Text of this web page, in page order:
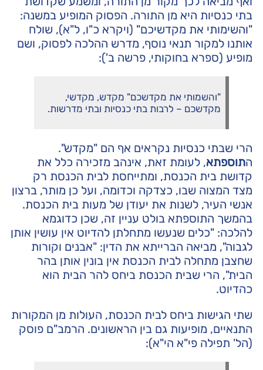
בתי כנסיות היא מן התורה. הפסוק המופיע במשנה:
"והשימותי את מקדשיכם" (ויקרא כ"ו, ל"א), שולח
אותנו למקור תנאי נוסף, מדרש ההלכה לפסוק, ושם
מופיע (ספרא בחוקותי, פרשה ב'):
"והשמותי את מקדשכם" מקדש, מקדשי,
מקדשכם – לרבות בתי כנסיות ובתי מדרשות.
הרי שבתי כנסיות נקראים אף הם "מקדש".
התוספתא, לעומת זאת, אינהב מזכירה כלל את
קדושת בית הכנסת, ומתייחסת לבית הכנסת רק
מצד המצוה שבו, כצדקה וכדומה, ועל כן מותר, ברצון
אנשי העיר, לשנות את יעודן של מעות בית הכנסת.
בהמשך התוספתא בולט עניין זה, שכן כדוגמא
להלכה: "כלים שנעשו מתחלתן להדיוט אין עושין אותן
לגבוה", מביאה הברייתא את הדין: "אבנים וקורות
שחצבן מתחלה לבית הכנסת אין בונין אותן בהר
הבית", הרי שבית הכנסת ביחס להר הבית הוא
כהדיוט.
שתי הגישות ביחס לבית הכנסת, העולות מן המקורות
התנאיים, מופיעות גם בין הראשונים. הרמב"ם פוסק
(הל' תפילה פי"א הי"א):